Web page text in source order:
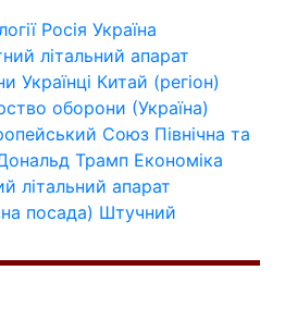
Росія Україна
літальний апарат
Українці Китай (регіон)
оборони (Україна)
Союз Північна та
Трамп Економіка
літальний апарат
посада) Штучний